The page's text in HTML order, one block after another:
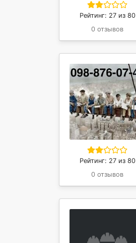
Рейтинг: 27 из 80
0 отзывов
Рейтинг: 27 из 80
0 отзывов